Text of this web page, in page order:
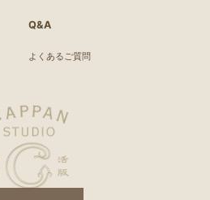
Q&A
よくあるご質問